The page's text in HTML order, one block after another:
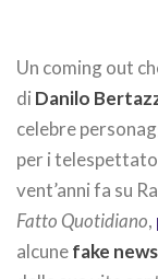
Un coming out
di Danilo
celebre
per i
vent’anni fa su
Fatto Quotidiano,
alcunefake news